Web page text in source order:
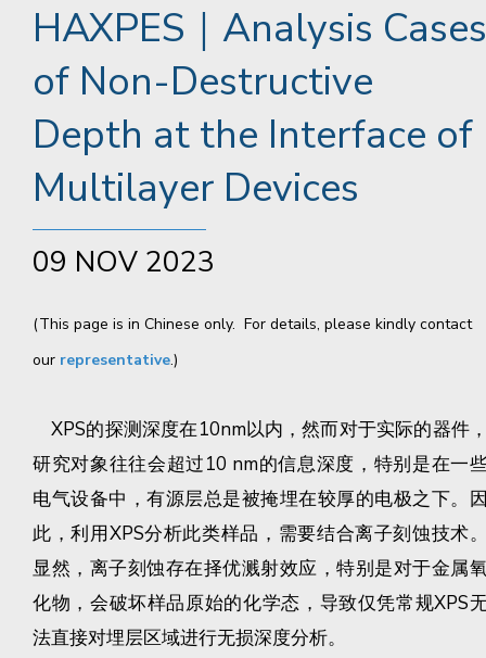
HAXPES｜Analysis Cases
of Non-Destructive
Depth at the Interface of
Multilayer Devices
09 NOV 2023
(This page is in Chinese only. For details, please kindly contact
our representative.)
XPS的探测深度在10nm以内，然而对于实际的器件
研究对象往往会超过10 nm的信息深度，特别是在一
电气设备中，有源层总是被掩埋在较厚的电极之下。
此，利用XPS分析此类样品，需要结合离子刻蚀技术
显然，离子刻蚀存在择优溅射效应，特别是对于金属
化物，会破坏样品原始的化学态，导致仅凭常规XPS
法直接对埋层区域进行无损深度分析。